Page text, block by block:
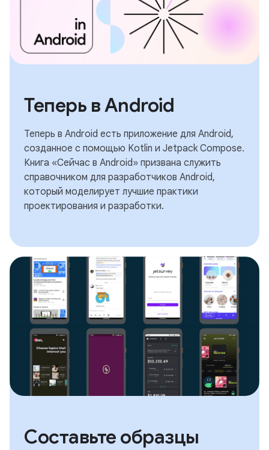
Теперь в Android
Теперь в Android есть приложение для Android,
созданное с помощью Kotlin и Jetpack Compose.
Книга «Сейчас в Android» призвана служить
справочником для разработчиков Android,
который моделирует лучшие практики
проектирования и разработки.
Составьте образцы